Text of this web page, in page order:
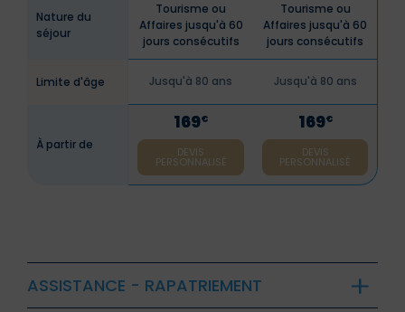
Nature du
séjour
Tourisme ou
Affaires jusqu'à 60
jours consécutifs
Tourisme ou
Affaires jusqu'à 60
jours consécutifs
Limite d'âge Jusqu'à 80 ans Jusqu'à 80 ans
À partir de
169€
DEVIS
PERSONNALISÉ
169€
DEVIS
PERSONNALISÉ
ASSISTANCE - RAPATRIEMENT